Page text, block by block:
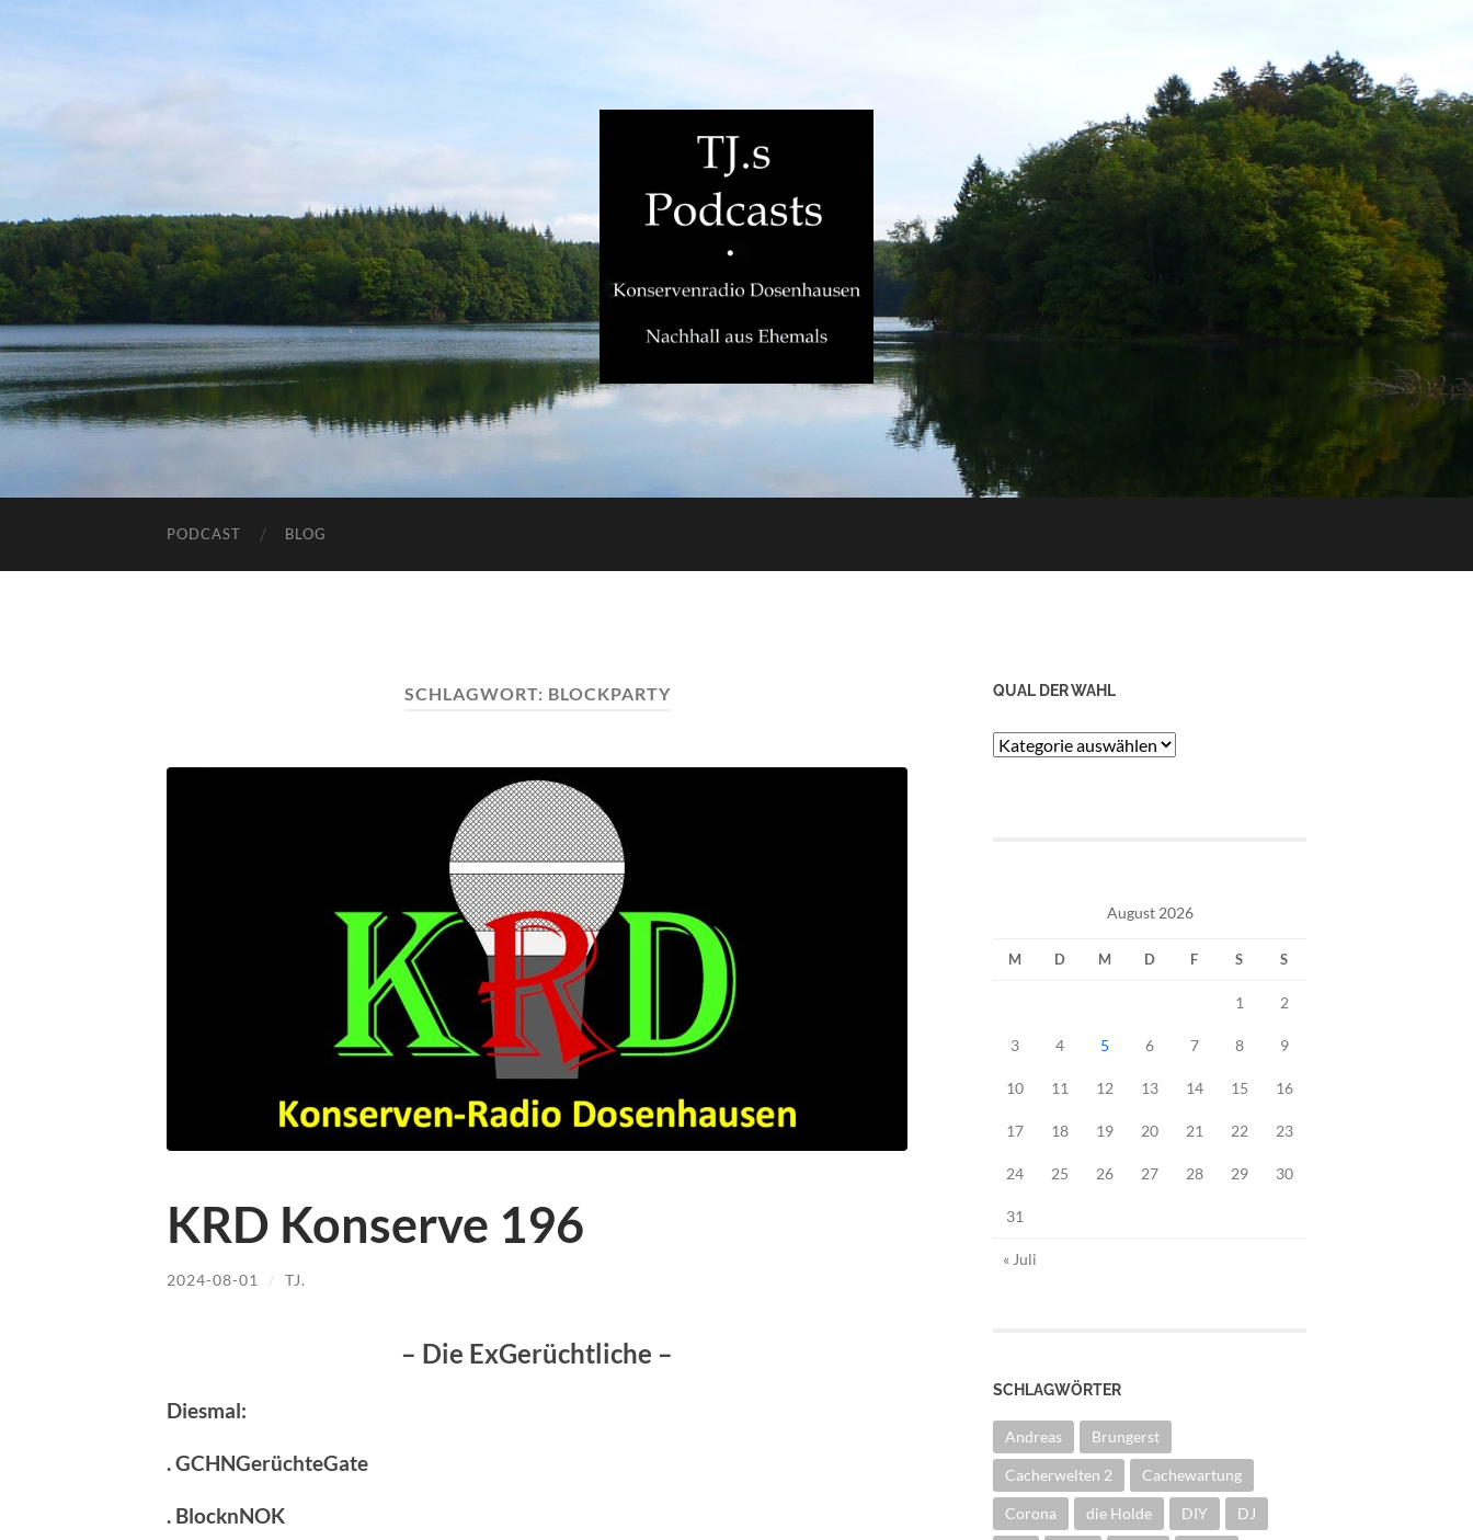
PODCAST BLOG
SCHLAGWORT: BLOCKPARTY
KRD Konserve 196
2024-08-01 / TJ.
– Die ExGerüchtliche –
Diesmal:
. GCHNGerüchteGate
. BlocknNOK
QUAL DER WAHL
Qual
August 2026
M D M D F S S
1 2
3 4 5 6 7 8 9
10 11 12 13 14 15 16
17 18 19 20 21 22 23
24 25 26 27 28 29 30
31
« Juli
SCHLAGWÖRTER
Andreas Brungerst
Cacherwelten 2 Cachewartung
Corona die Holde DIY DJ